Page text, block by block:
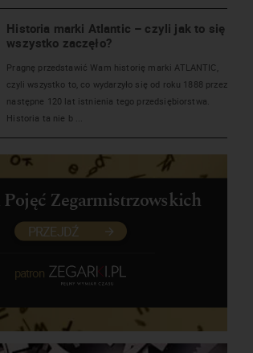
Historia marki Atlantic – czyli jak to się
wszystko zaczęło?
Pragnę przedstawić Wam historię marki ATLANTIC,
czyli wszystko to, co wydarzyło się od roku 1888 przez
następne 120 lat istnienia tego przedsiębiorstwa.
Historia ta nie b ...
Pojęć Zegarmistrzowskich
PRZEJDŹ
patron